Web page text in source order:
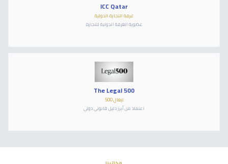
ICC Qatar
غرفة التجارة الدولية
عضوية الغرفة الدولية للتجارة
The Legal 500
ليغال 500
اعتماد من أبرز دليل قانوني دولي